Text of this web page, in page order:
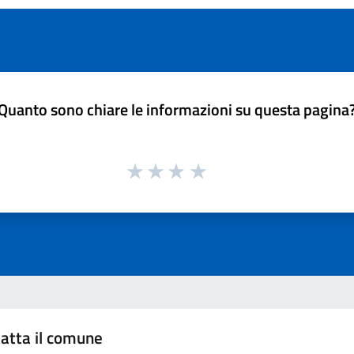
sono chiare le informazioni su questa
il comune